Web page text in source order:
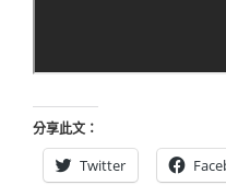
分享此文：
Twitter